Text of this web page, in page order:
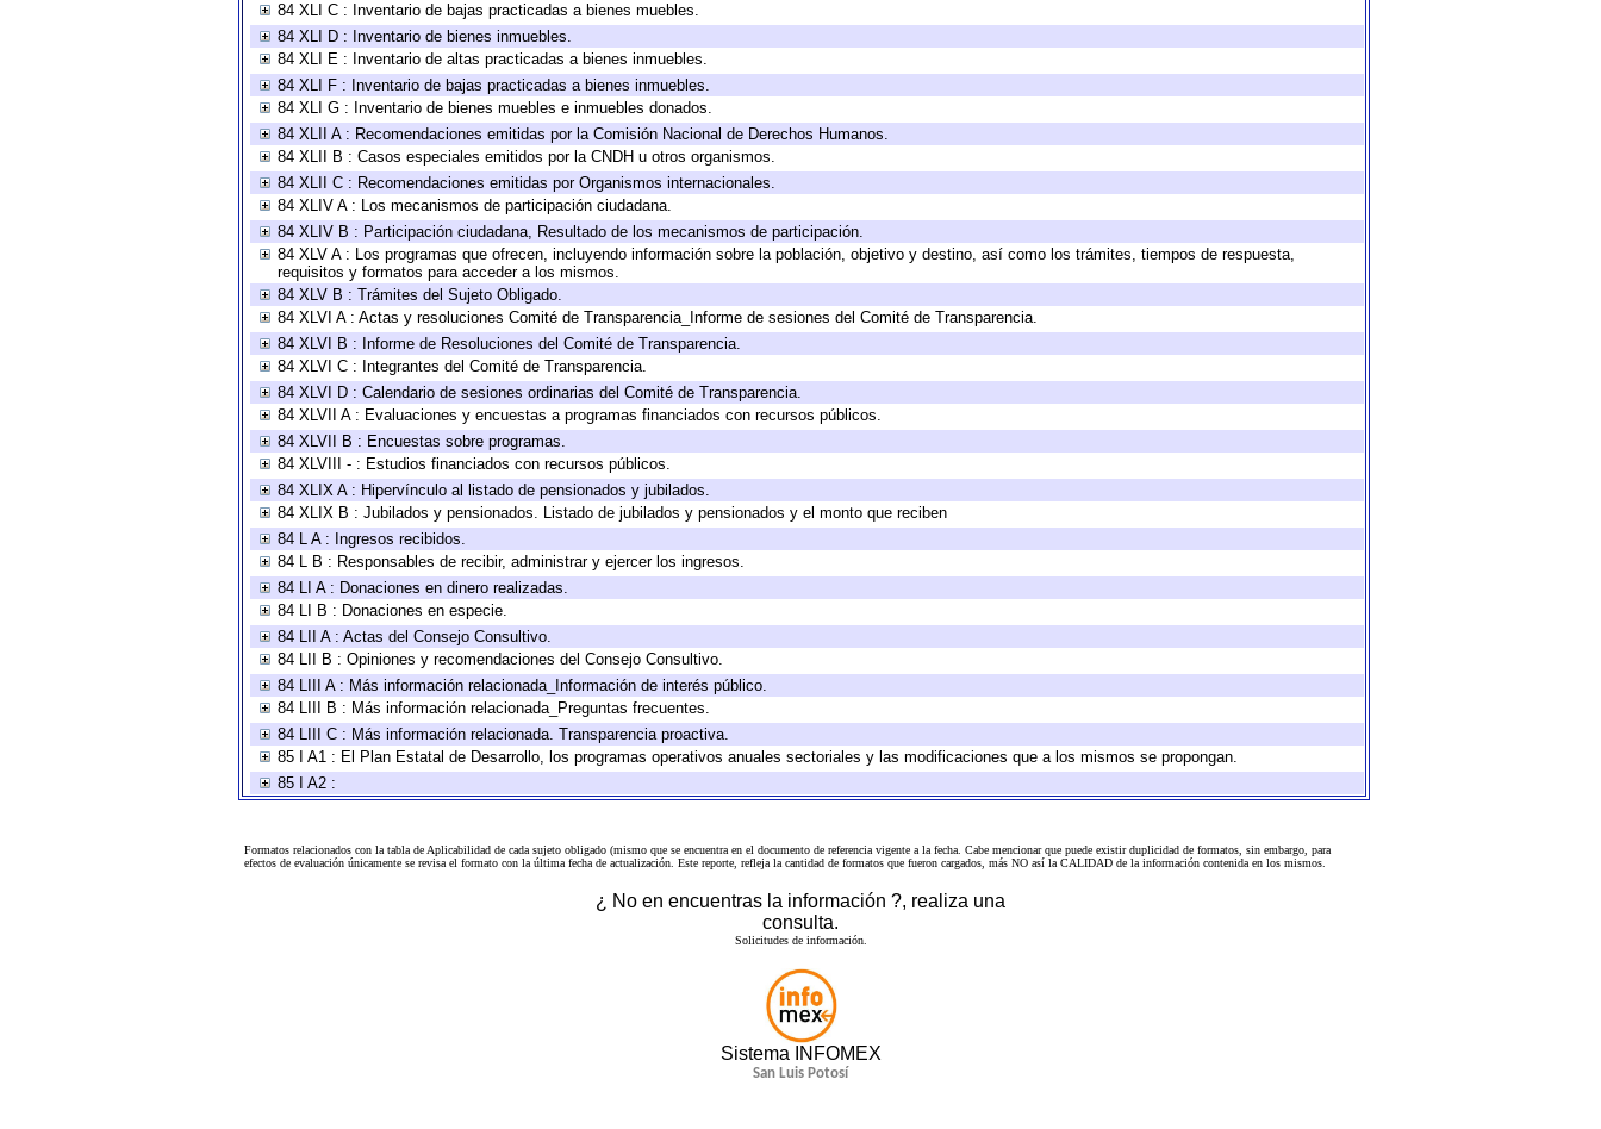
84 XLI C : Inventario de bajas practicadas a bienes muebles.
84 XLI D : Inventario de bienes inmuebles.
84 XLI E : Inventario de altas practicadas a bienes inmuebles.
84 XLI F : Inventario de bajas practicadas a bienes inmuebles.
84 XLI G : Inventario de bienes muebles e inmuebles donados.
84 XLII A : Recomendaciones emitidas por la Comisión Nacional de Derechos Humanos.
84 XLII B : Casos especiales emitidos por la CNDH u otros organismos.
84 XLII C : Recomendaciones emitidas por Organismos internacionales.
84 XLIV A : Los mecanismos de participación ciudadana.
84 XLIV B : Participación ciudadana, Resultado de los mecanismos de participación.
84 XLV A : Los programas que ofrecen, incluyendo información sobre la población, objetivo y destino, así como los trámites, tiempos de respuesta,
requisitos y formatos para acceder a los mismos.
84 XLV B : Trámites del Sujeto Obligado.
84 XLVI A : Actas y resoluciones Comité de Transparencia_Informe de sesiones del Comité de Transparencia.
84 XLVI B : Informe de Resoluciones del Comité de Transparencia.
84 XLVI C : Integrantes del Comité de Transparencia.
84 XLVI D : Calendario de sesiones ordinarias del Comité de Transparencia.
84 XLVII A : Evaluaciones y encuestas a programas financiados con recursos públicos.
84 XLVII B : Encuestas sobre programas.
84 XLVIII - : Estudios financiados con recursos públicos.
84 XLIX A : Hipervínculo al listado de pensionados y jubilados.
84 XLIX B : Jubilados y pensionados. Listado de jubilados y pensionados y el monto que reciben
84 L A : Ingresos recibidos.
84 L B : Responsables de recibir, administrar y ejercer los ingresos.
84 LI A : Donaciones en dinero realizadas.
84 LI B : Donaciones en especie.
84 LII A : Actas del Consejo Consultivo.
84 LII B : Opiniones y recomendaciones del Consejo Consultivo.
84 LIII A : Más información relacionada_Información de interés público.
84 LIII B : Más información relacionada_Preguntas frecuentes.
84 LIII C : Más información relacionada. Transparencia proactiva.
85 I A1 : El Plan Estatal de Desarrollo, los programas operativos anuales sectoriales y las modificaciones que a los mismos se propongan.
85 I A2 :
Formatos relacionados con la tabla de Aplicabilidad de cada sujeto obligado (mismo que se encuentra en el documento de referenciavigente a la fecha. Cabe mencionar que puede existir duplicidad de formatos, sin embargo, para
efectos de evaluación únicamente se revisa el formato con la última fecha de actualización. Este reporte, refleja la cantidad de formatos que fueron cargados, más NO así la CALIDAD de la información contenida en los mismos.
¿ No en encuentras la información ?, realiza una
consulta.
Solicitudes de información.
Sistema INFOMEX
San Luis Potosí